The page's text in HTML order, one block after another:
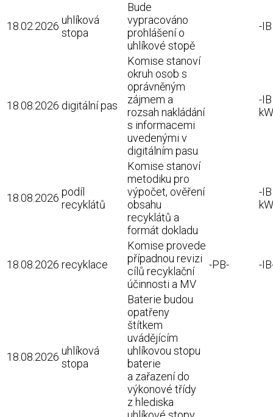
18.02.2026 uhlíková
stopa
Bude
vypracováno
prohlášení o
uhlíkové stopě
-
18.08.2026 digitální pas
Komise stanoví
okruh osob s
oprávněným
zájmem a
rozsah nakládání
s informacemi
uvedenými v
digitálním pasu
-
18.08.2026 podíl
recyklátů
Komise stanoví
metodiku pro
výpočet, ověření
obsahu
recyklátů a
formát dokladu
-
18.08.2026 recyklace
Komise provede
případnou revizi
cílů recyklační
účinnosti a MV
-PB- -
18.08.2026 uhlíková
stopa
Baterie budou
opatřeny
štítkem
uvádějícím
uhlíkovou stopu
baterie
a zařazení do
výkonové třídy
z hlediska